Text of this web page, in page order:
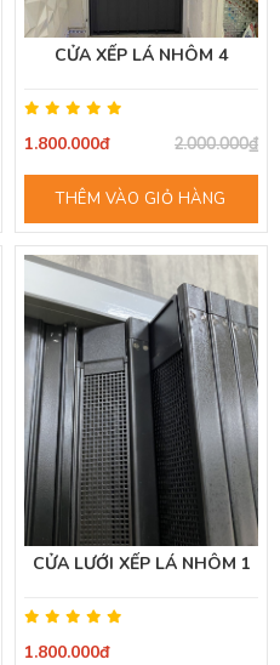
CỬA XẾP LÁ NHÔM 4
1.800.000đ 2.000.000₫
THÊM VÀO GIỎ HÀNG
CỬA LƯỚI XẾP LÁ NHÔM 1
1.800.000đ